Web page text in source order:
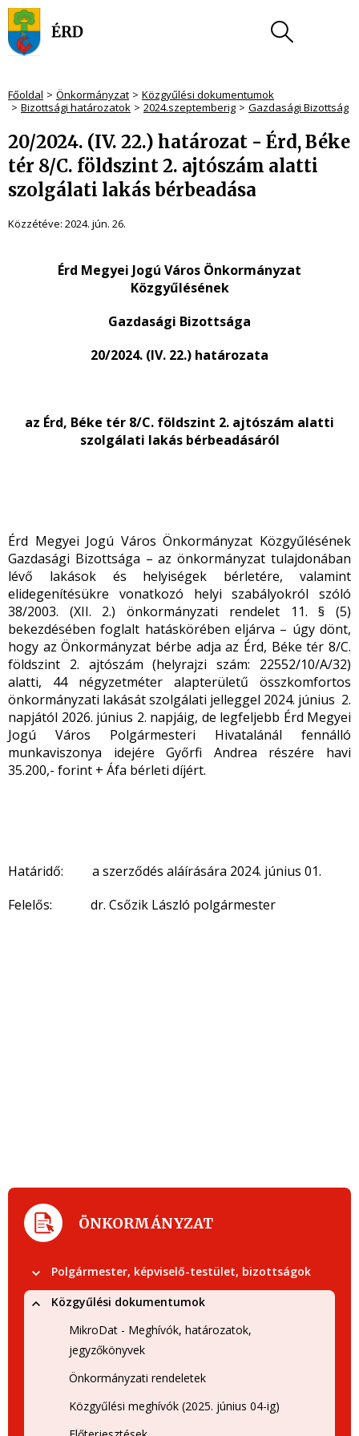
Főoldal Önkormányzat
Közgyűlési dokumentumok
Bizottsági határozatok
2024.szeptemberig Gazdasági Bizottság
20/2024. (IV. 22.) határozat - Érd, Béke
tér 8/C. földszint 2. ajtószám alatti
szolgálati lakás bérbeadása
Közzétéve: 2024. jún. 26.
Érd Megyei Jogú Város Önkormányzat
Közgyűlésének
Gazdasági Bizottsága
20/2024. (IV. 22.) határozata
az Érd, Béke tér 8/C. földszint 2. ajtószám alatti
szolgálati lakás bérbeadásáról
Érd Megyei Jogú Város Önkormányzat Közgyűlésének
Gazdasági Bizottsága – az önkormányzat tulajdonában
lévő lakások és helyiségek bérletére, valamint
elidegenítésükre vonatkozó helyi szabályokról szóló
38/2003. (XII. 2.) önkormányzati rendelet 11. § (5)
bekezdésében foglalt hatáskörében eljárva – úgy dönt,
hogy az Önkormányzat bérbe adja az Érd, Béke tér 8/C.
földszint 2. ajtószám (helyrajzi szám: 22552/10/A/32)
alatti, 44 négyzetméter alapterületű összkomfortos
önkormányzati lakását szolgálati jelleggel 2024. június 2.
napjától 2026. június 2. napjáig, de legfeljebb Érd Megyei
Jogú Város Polgármesteri Hivatalánál fennálló
munkaviszonya idejére Győrfi Andrea részére havi
35.200,- forint + Áfa bérleti díjért.
Határidő: a szerződés aláírására 2024. június 01.
Felelős: dr. Csőzik László polgármester
ÖNKORMÁNYZAT
Polgármester, képviselő-testület, bizottságok
Közgyűlési dokumentumok
MikroDat - Meghívók, határozatok,
jegyzőkönyvek
Önkormányzati rendeletek
Közgyűlési meghívók (2025. június 04-ig)